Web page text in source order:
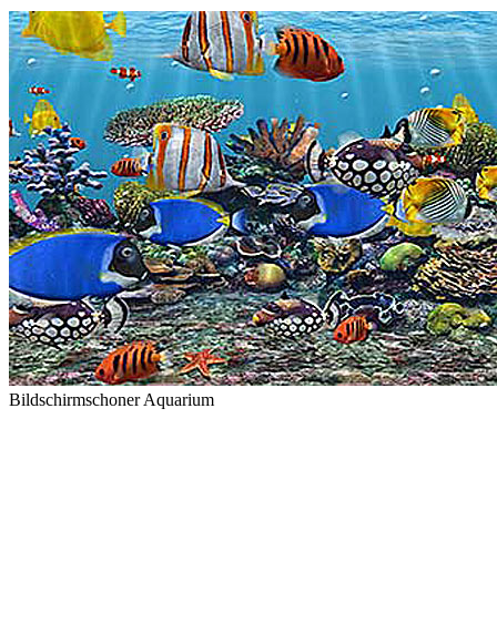
Bildschirmschoner Aquarium